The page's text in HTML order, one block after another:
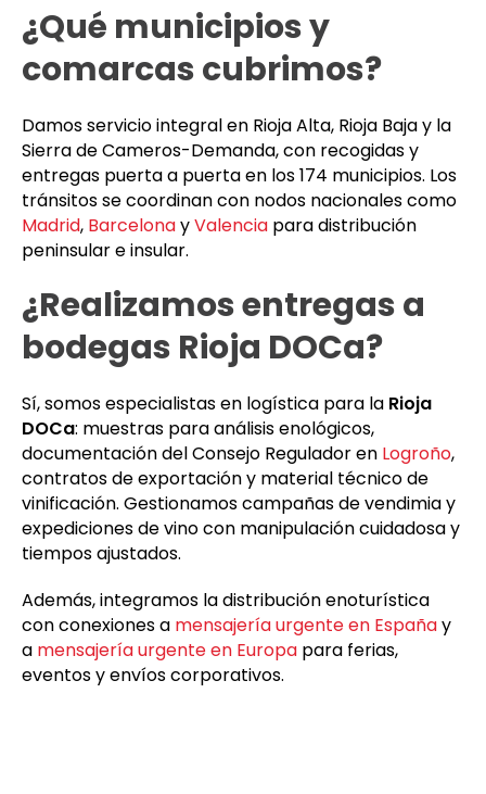
¿Qué municipios y
comarcas cubrimos?
Damos servicio integral en Rioja Alta, Rioja Baja y la
Sierra de Cameros-Demanda, con recogidas y
entregas puerta a puerta en los 174 municipios. Los
tránsitos se coordinan con nodos nacionales como
Madrid, BarcelonayValencia para distribución
peninsular e insular.
¿Realizamos entregas a
bodegas Rioja DOCa?
Sí, somos especialistas en logística para la Rioja
DOCa: muestras para análisis enológicos,
documentación del Consejo Regulador en Logroño,
contratos de exportación y material técnico de
vinificación. Gestionamos campañas de vendimia y
expediciones de vino con manipulación cuidadosa y
tiempos ajustados.
Además, integramos la distribución enoturística
con conexiones a mensajería urgente en Españay
a mensajería urgente en Europa para ferias,
eventos y envíos corporativos.